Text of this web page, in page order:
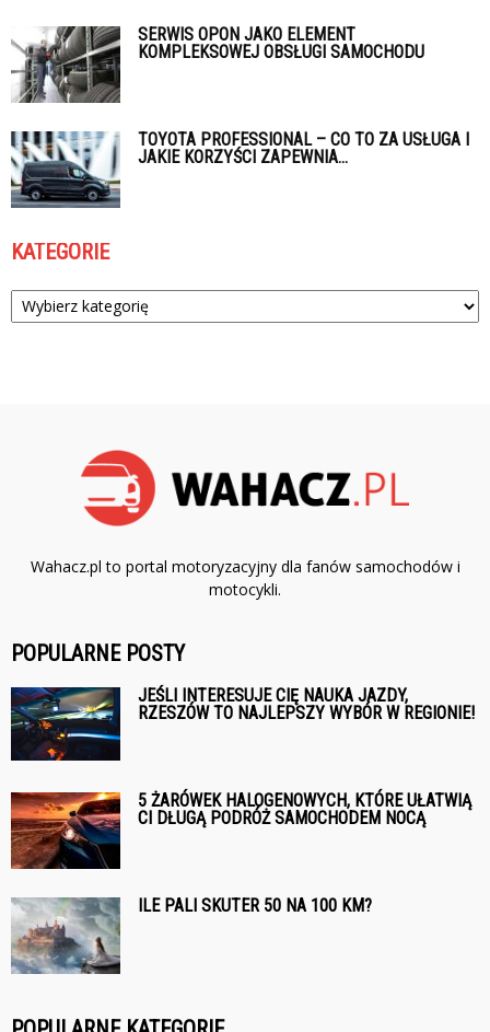
SERWIS OPON JAKO ELEMENT
KOMPLEKSOWEJ OBSŁUGI SAMOCHODU
TOYOTA PROFESSIONAL – CO TO ZA USŁUGA I
JAKIE KORZYŚCI ZAPEWNIA...
KATEGORIE
Kategorie
Wahacz.pl to portal motoryzacyjny dla fanów samochodów i
motocykli.
POPULARNE POSTY
JEŚLI INTERESUJE CIĘ NAUKA JAZDY,
RZESZÓW TO NAJLEPSZY WYBÓR W REGIONIE!
5 ŻARÓWEK HALOGENOWYCH, KTÓRE UŁATWIĄ
CI DŁUGĄ PODRÓŻ SAMOCHODEM NOCĄ
ILE PALI SKUTER 50 NA 100 KM?